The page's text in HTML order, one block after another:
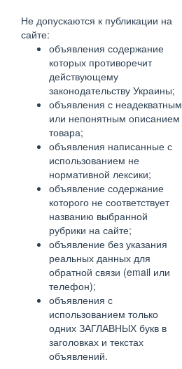
Не допускаются к публикации на
сайте:
объявления содержание
которых противоречит
действующему
законодательству Украины;
объявления с неадекватным
или непонятным описанием
товара;
объявления написанные с
использованием не
нормативной лексики;
объявление содержание
которого не соответствует
названию выбранной
рубрики на сайте;
объявление без указания
реальных данных для
обратной связи (email или
телефон);
объявления с
использованием только
одних ЗАГЛАВНЫХ букв в
заголовках и текстах
объявлений.